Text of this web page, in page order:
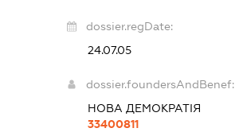
dossier.regDate:
24.07.05
dossier.foundersAndBenef:
НОВА ДЕМОКРАТІЯ
33400811